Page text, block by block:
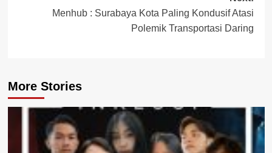
Menhub : Surabaya Kota Paling Kondusif Atasi
Polemik Transportasi Daring
More Stories